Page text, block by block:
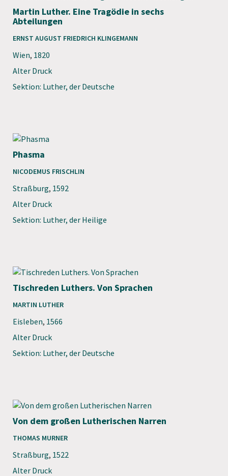
Martin Luther. Eine Tragödie in sechs
Abteilungen
ERNST AUGUST FRIEDRICH KLINGEMANN
Wien, 1820
Alter Druck
Sektion: Luther, der Deutsche
Phasma
NICODEMUS FRISCHLIN
Straßburg, 1592
Alter Druck
Sektion: Luther, der Heilige
Tischreden Luthers. Von Sprachen
MARTIN LUTHER
Eisleben, 1566
Alter Druck
Sektion: Luther, der Deutsche
Von dem großen Lutherischen Narren
THOMAS MURNER
Straßburg, 1522
Alter Druck